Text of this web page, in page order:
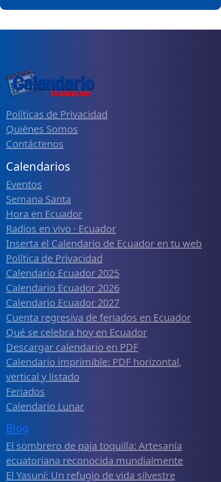
Políticas de Privacidad
Quiénes Somos
Contáctenos
Calendarios
Eventos
Semana Santa
Hora en Ecuador
Radios en vivo · Ecuador
Inserta el Calendario de Ecuador en tu web
Política de Privacidad
Calendario Ecuador 2025
Calendario Ecuador 2026
Calendario Ecuador 2027
Cuenta regresiva de feriados en Ecuador
Qué se celebra hoy en Ecuador
Descargar calendario en PDF
Calendario imprimible: PDF horizontal,
vertical y listado
Feriados
Calendario Lunar
Blog
El sombrero de paja toquilla: Artesanía
ecuatoriana reconocida mundialmente
El Yasuní: Un refugio de vida silvestre